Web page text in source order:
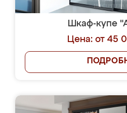
Шкаф-купе
Цена: от 45